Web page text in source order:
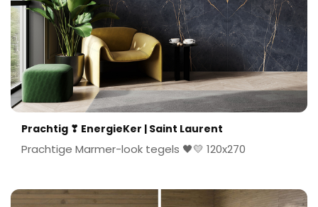
Prachtig ❣ EnergieKer | Saint Laurent
Prachtige Marmer-look tegels 🖤💛 120x270